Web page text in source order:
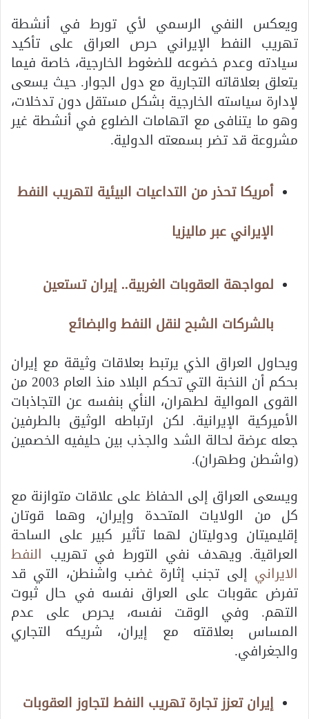
ويعكس النفي الرسمي لأي تورط في أنشطة
تهريب النفط الإيراني حرص العراق على تأكيد
سيادته وعدم خضوعه للضغوط الخارجية، خاصة فيما
يتعلق بعلاقاته التجارية مع دول الجوار. حيث يسعى
لإدارة سياسته الخارجية بشكل مستقل دون تدخلات،
وهو ما يتنافى مع اتهامات الضلوع في أنشطة غير
مشروعة قد تضر بسمعته الدولية.
أمريكا تحذر من التداعيات البيئية لتهريب النفط
الإيراني عبر ماليزيا
لمواجهة العقوبات الغربية.. إيران تستعين
بالشركات الشبح لنقل النفط والبضائع
ويحاول العراق الذي يرتبط بعلاقات وثيقة مع إيران
بحكم أن النخبة التي تحكم البلاد منذ العام 2003 من
القوى الموالية لطهران، النأي بنفسه عن التجاذبات
الأميركية الإيرانية. لكن ارتباطه الوثيق بالطرفين
جعله عرضة لحالة الشد والجذب بين حليفيه الخصمين
(واشطن وطهران).
ويسعى العراق إلى الحفاظ على علاقات متوازنة مع
كل من الولايات المتحدة وإيران، وهما قوتان
إقليميتان ودوليتان لهما تأثير كبير على الساحة
العراقية. ويهدف نفي التورط في تهريب النفط
الايراني إلى تجنب إثارة غضب واشنطن، التي قد
تفرض عقوبات على العراق نفسه في حال ثبوت
التهم. وفي الوقت نفسه، يحرص على عدم
المساس بعلاقته مع إيران، شريكه التجاري
والجغرافي.
إيران تعزز تجارة تهريب النفط لتجاوز العقوبات